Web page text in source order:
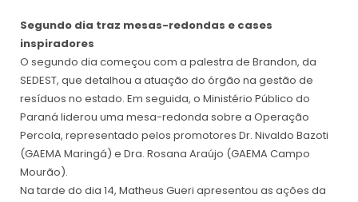
Segundo dia traz mesas-redondas e cases
inspiradores
O segundo dia começou com a palestra de Brandon, da
SEDEST, que detalhou a atuação do órgão na gestão de
resíduos no estado. Em seguida, o Ministério Público do
Paraná liderou uma mesa-redonda sobre a Operação
Percola, representado pelos promotores Dr. Nivaldo Bazoti
(GAEMA Maringá) e Dra. Rosana Araújo (GAEMA Campo
Mourão).
Na tarde do dia 14, Matheus Gueri apresentou as ações da